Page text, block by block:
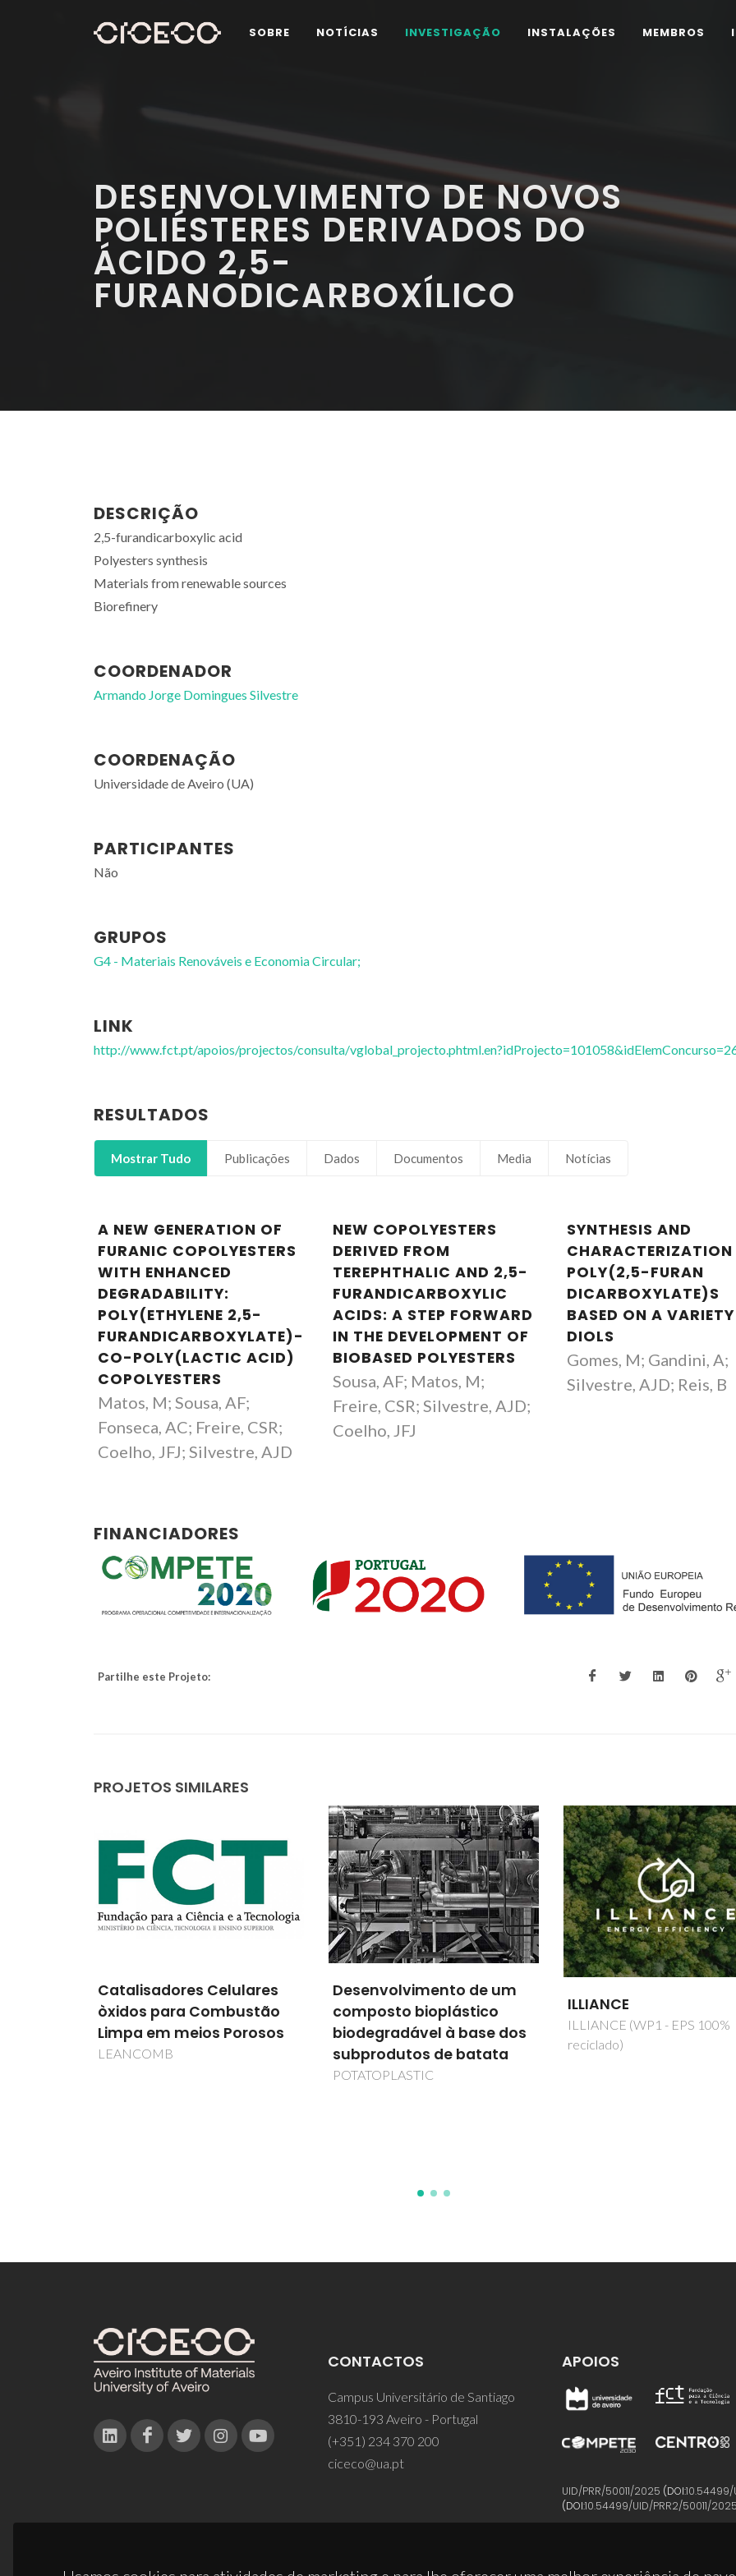
SOBRE NOTÍCIAS INVESTIGAÇÃO INSTALAÇÕES MEMBROS
DESENVOLVIMENTO DE NOVOS
POLIÉSTERES DERIVADOS DO
ÁCIDO 2,5-
FURANODICARBOXÍLICO
Carmen Sofia da Rocha
Freire Barros
Investigador Coordenador
José Joaquim Costa Cruz
DESCRIÇÃO
2,5-furandicarboxylic acid
Polyesters synthesis
Materials from renewable sources
Biorefinery
COORDENADOR
Armando Jorge Domingues Silvestre
COORDENAÇÃO
Universidade de Aveiro (UA)
PARTICIPANTES
Não
GRUPOS
G4 - Materiais Renováveis e Economia Circular;
LINK
http://www.fct.pt/apoios/projectos/consulta/
RESULTADOS
Mostrar Tudo Publicações Dados Documentos Media Notícias
A NEW GENERATION OF
FURANIC COPOLYESTERS
WITH ENHANCED
DEGRADABILITY:
POLY(ETHYLENE 2,5-
FURANDICARBOXYLATE)-
CO-POLY(LACTIC ACID)
COPOLYESTERS
Matos, M; Sousa, AF;
Fonseca, AC; Freire, CSR;
Coelho, JFJ; Silvestre, AJD
NEW COPOLYESTERS
DERIVED FROM
TEREPHTHALIC AND 2,5-
FURANDICARBOXYLIC
ACIDS: A STEP FORWARD
IN THE DEVELOPMENT OF
BIOBASED POLYESTERS
Sousa, AF; Matos, M;
Freire, CSR; Silvestre, AJD;
Coelho, JFJ
SYNTHESIS AND
CHARACTERIZATION
POLY(2,5-FURAN
DICARBOXYLATE)S
BASED ON A
DIOLS
Gomes, M; Gandini, A;
Silvestre, AJD; Reis, B
FINANCIADORES
Partilhe este Projeto:
PROJETOS SIMILARES
Desenvolvimento de um
composto bioplástico
biodegradável à base dos
subprodutos de batata
ILLIANCE
ILLIANCE (WP1 - EPS 100%
reciclado)
microdispositivos
a base de
de biocimento
CONTACTOS
Campus Universitário de Santiago
3810-193 Aveiro - Portugal
(+351) 234 370 200
ciceco@ua.pt
APOIOS
UID/PRR/50011/2025 (DOI:10.54499/
(DOI:10.54499/UID/PRR2/50011/2025